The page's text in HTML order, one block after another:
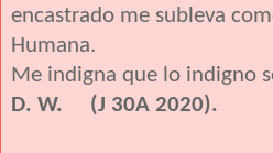
encastrado me subleva
Humana.
Me indigna que lo indigno
D. W. (J 30A 2020).